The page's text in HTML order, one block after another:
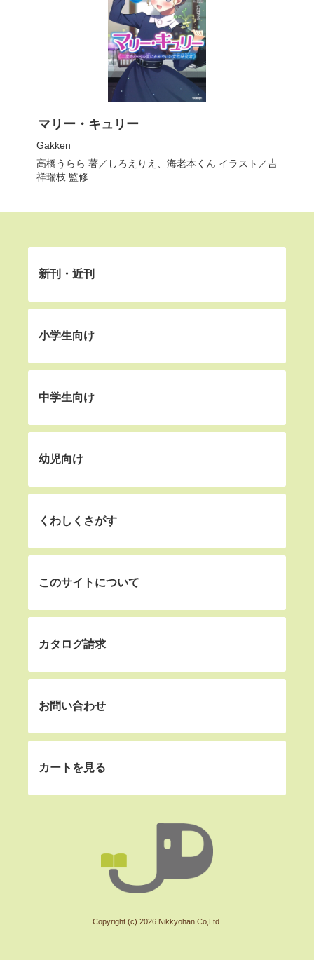
マリー・キュリー
Gakken
高橋うらら 著／ しろえりえ 海老本くん イラスト／吉
祥瑞枝 監修
新刊・近刊
小学生向け
中学生向け
幼児向け
くわしくさがす
このサイトについて
カタログ請求
お問い合わせ
カートを見る
Copyright (c) 2026 Nikkyohan Co,Ltd.